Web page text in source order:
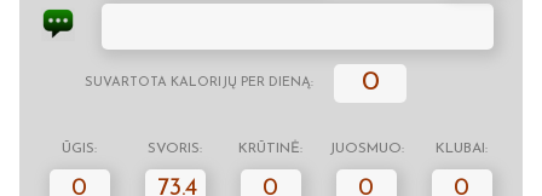
SUVARTOTA KALORIJŲ PER DIENĄ: 0
ŪGIS: SVORIS: KRŪTINĖ: JUOSMUO: KLUBAI:
0 73.4 0 0 0